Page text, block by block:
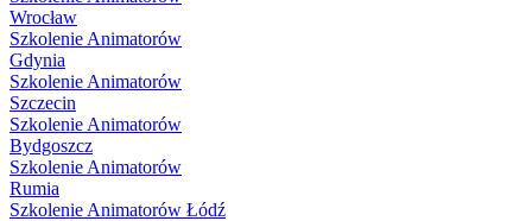
Wrocław
Szkolenie Animatorów
Gdynia
Szkolenie Animatorów
Szczecin
Szkolenie Animatorów
Bydgoszcz
Szkolenie Animatorów
Rumia
Szkolenie Animatorów Łódź